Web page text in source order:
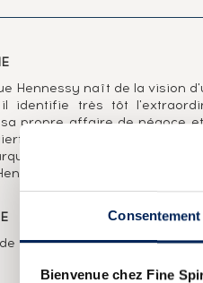
Consentement
Bienvenue chez Fine
Hennessy naît de la vision
identifie très tôt
propre affaire de négoce
rapidement une
de cognac comme
s'est imposée
la marque Hennessy